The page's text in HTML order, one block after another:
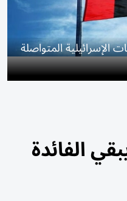
الإسرائيلية المتواصلة
الفائدة